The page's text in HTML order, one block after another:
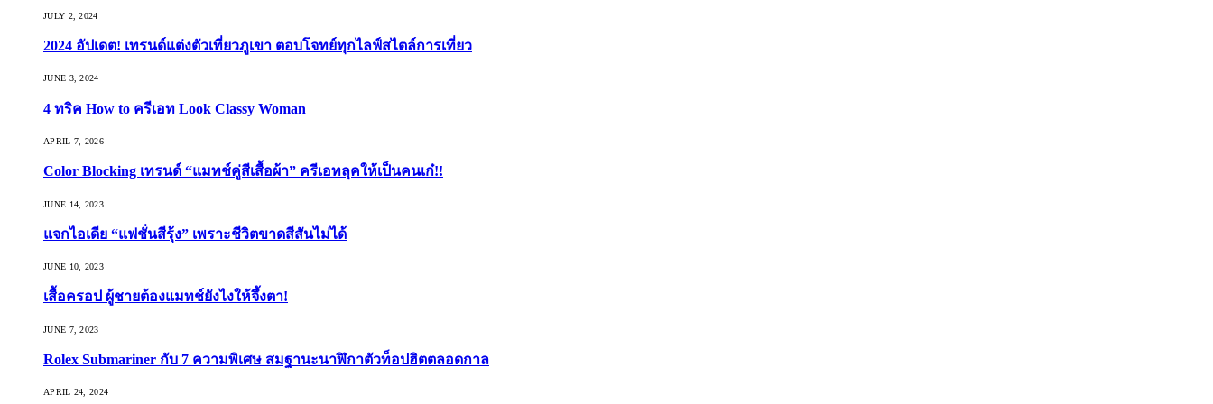
JULY 2, 2024
2024 อัปเดต! เทรนด์แต่งตัวเที่ยวภูเขา ตอบโจทย์ทุกไลฟ์สไตล์การเที่ยว
JUNE 3, 2024
4 ทริค How to ครีเอท Look Classy Woman
APRIL 7, 2026
Color Blocking เทรนด์ “แมทช์คู่สีเสื้อผ้า” ครีเอทลุคให้เป็นคนเก๋!!
JUNE 14, 2023
แจกไอเดีย “แฟชั่นสีรุ้ง” เพราะชีวิตขาดสีสันไม่ได้
JUNE 10, 2023
เสื้อครอป ผู้ชายต้องแมทช์ยังไงให้จึ้งตา!
JUNE 7, 2023
Rolex Submariner กับ 7 ความพิเศษ สมฐานะนาฬิกาตัวท็อปฮิตตลอดกาล
APRIL 24, 2024